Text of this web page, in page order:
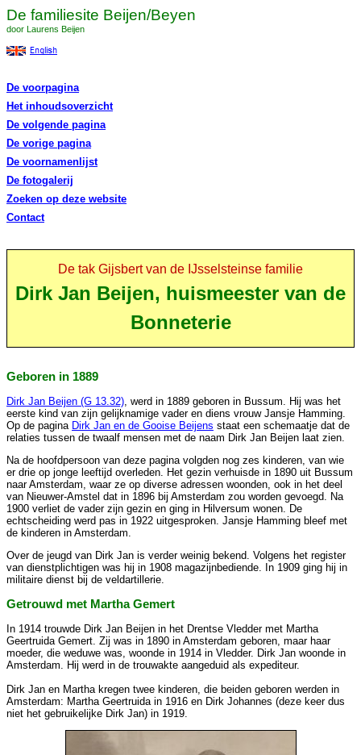
De familiesite Beijen/Beyen
door Laurens Beijen
De voorpagina
Het inhoudsoverzicht
De volgende pagina
De vorige pagina
De voornamenlijst
De fotogalerij
Zoeken op deze website
Contact
De tak Gijsbert van de IJsselsteinse familie
Dirk Jan Beijen, huismeester van de
Bonneterie
Geboren in 1889
Dirk Jan Beijen (G 13.32) , werd in 1889 geboren in Bussum. Hij was het
eerste kind van zijn gelijknamige vader en diens vrouw Jansje Hamming.
Op de pagina Dirk Jan en de Gooise Beijens staat een schemaatje dat de
relaties tussen de twaalf mensen met de naam Dirk Jan Beijen laat zien.
Na de hoofdpersoon van deze pagina volgden nog zes kinderen, van wie
er drie op jonge leeftijd overleden. Het gezin verhuisde in 1890 uit Bussum
naar Amsterdam, waar ze op diverse adressen woonden, ook in het deel
van Nieuwer-Amstel dat in 1896 bij Amsterdam zou worden gevoegd. Na
1900 verliet de vader zijn gezin en ging in Hilversum wonen. De
echtscheiding werd pas in 1922 uitgesproken. Jansje Hamming bleef met
de kinderen in Amsterdam.
Over de jeugd van Dirk Jan is verder weinig bekend. Volgens het register
van dienstplichtigen was hij in 1908 magazijnbediende. In 1909 ging hij in
militaire dienst bij de veldartillerie.
Getrouwd met Martha Gemert
In 1914 trouwde Dirk Jan Beijen in het Drentse Vledder met Martha
Geertruida Gemert. Zij was in 1890 in Amsterdam geboren, maar haar
moeder, die weduwe was, woonde in 1914 in Vledder. Dirk Jan woonde in
Amsterdam. Hij werd in de trouwakte aangeduid als expediteur.
Dirk Jan en Martha kregen twee kinderen, die beiden geboren werden in
Amsterdam: Martha Geertruida in 1916 en Dirk Johannes (deze keer dus
niet het gebruikelijke Dirk Jan) in 1919.